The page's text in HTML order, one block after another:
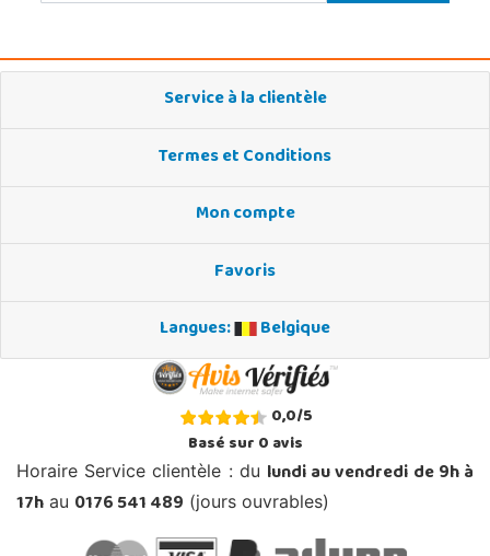
Service à la clientèle
Termes et Conditions
Mon compte
Favoris
Langues:
Belgique
0,0/5
Basé sur0avis
Horaire Service clientèle : du lundi au vendredi de 9h à
17h au 0176 541 489 (jours ouvrables)